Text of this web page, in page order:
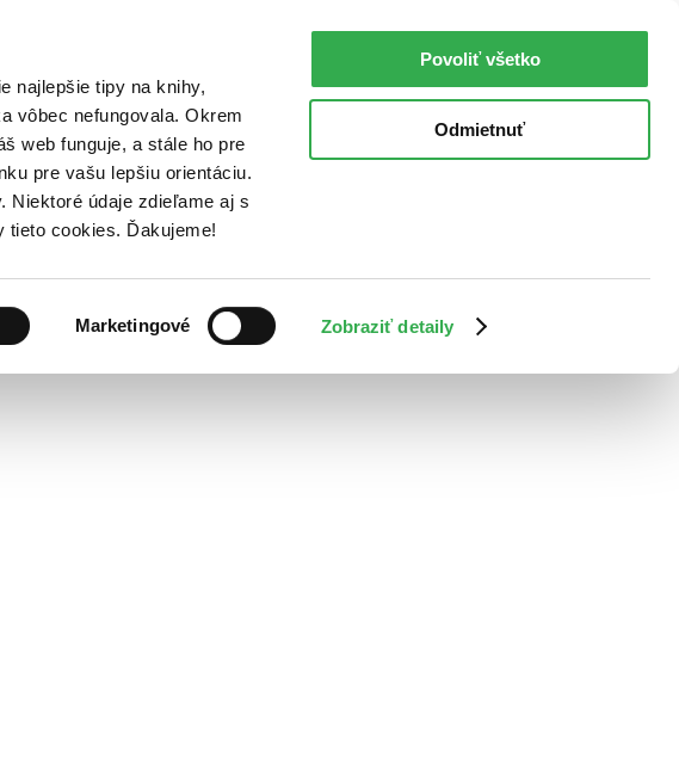
najlepšie tipy na knihy,
vôbec nefungovala. Okrem
web funguje, a stále ho pre
pre vašu lepšiu orientáciu.
Niektoré údaje zdieľame aj s
cookies. Ďakujeme!
Marketingové Zobraziť detaily
Povoliť všetko
Odmietnuť